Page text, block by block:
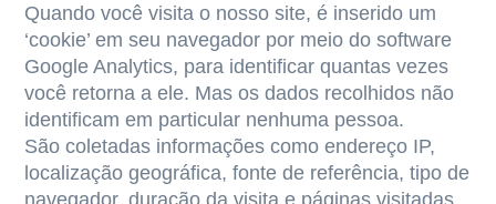
Quando você visita o nosso site, é inserido um
‘cookie’ em seu navegador por meio do software
Google Analytics, para identificar quantas vezes
você retorna a ele. Mas os dados recolhidos não
identificam em particular nenhuma pessoa.
São coletadas informações como endereço IP,
localização geográfica, fonte de referência, tipo de